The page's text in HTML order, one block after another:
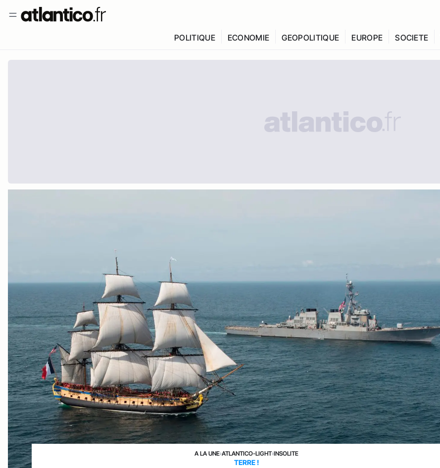
POLITIQUE ECONOMIE GEOPOLITIQUE EUROPE SOCIETE
A LA UNE›ATLANTICO-LIGHT›INSOLITE
TERRE !